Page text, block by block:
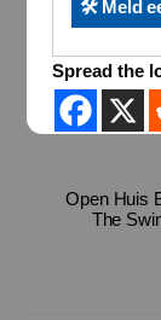
🛠️ Meld
Spread the
Open Huis
The